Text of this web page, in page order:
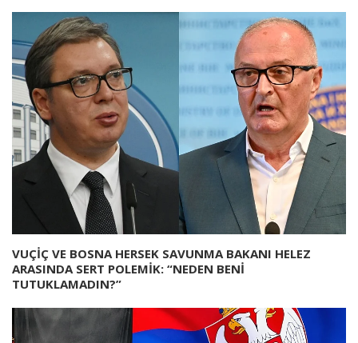
VUÇİÇ VE BOSNA HERSEK SAVUNMA BAKANI HELEZ
ARASINDA SERT POLEMİK: “NEDEN BENİ
TUTUKLAMADIN?”